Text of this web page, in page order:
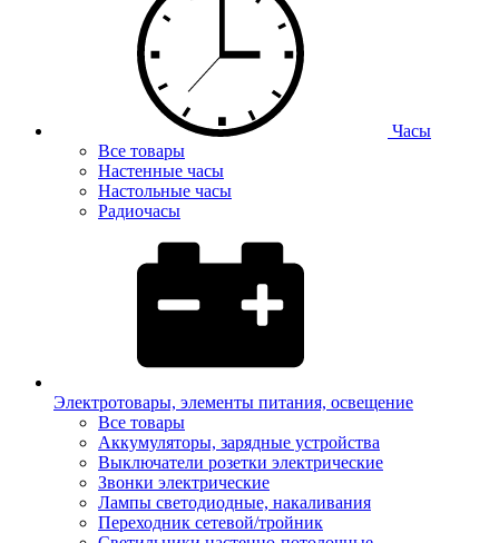
Часы
Все товары
Настенные часы
Настольные часы
Радиочасы
Электротовары, элементы питания, освещение
Все товары
Аккумуляторы, зарядные устройства
Выключатели розетки электрические
Звонки электрические
Лампы светодиодные, накаливания
Переходник сетевой/тройник